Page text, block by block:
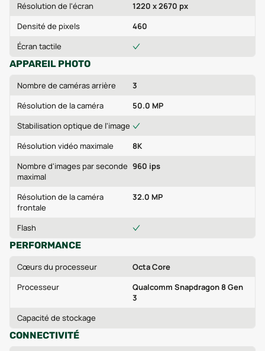
Résolution de l'écran
1220 x 2670 px
Densité de pixels
460
Écran tactile
APPAREIL PHOTO
Nombre de caméras arrière
3
Résolution de la caméra
50.0 MP
Stabilisation optique de l'image
Résolution vidéo maximale
8K
Nombre d'images par seconde
maximal
960 ips
Résolution de la caméra
frontale
32.0 MP
Flash
PERFORMANCE
Cœurs du processeur
Octa Core
Processeur
Qualcomm Snapdragon 8 Gen
3
Capacité de stockage
CONNECTIVITÉ